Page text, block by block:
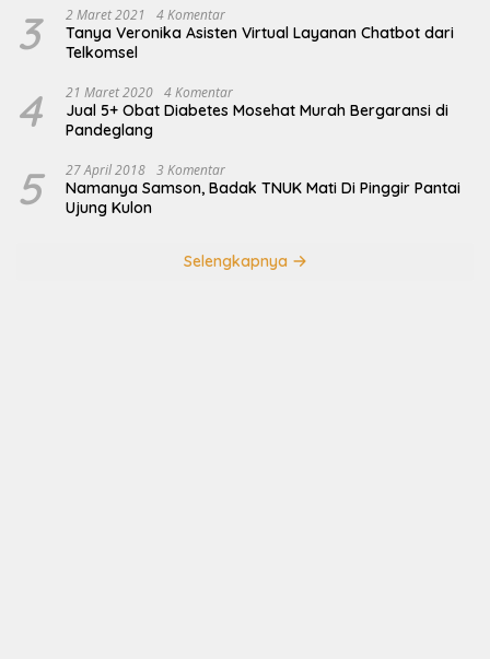
3 2 Maret 2021 4 Komentar
Tanya Veronika Asisten Virtual Layanan Chatbot dari
Telkomsel
4 21 Maret 2020 4 Komentar
Jual 5+ Obat Diabetes Mosehat Murah Bergaransi di
Pandeglang
5 27 April 2018 3 Komentar
Namanya Samson, Badak TNUK Mati Di Pinggir Pantai
Ujung Kulon
Selengkapnya